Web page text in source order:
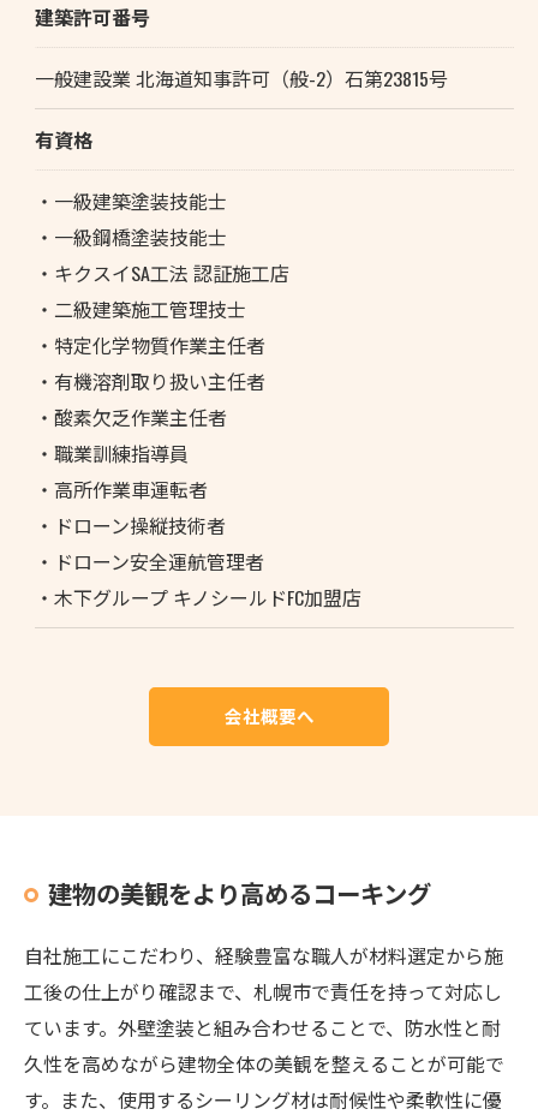
建築許可番号
一般建設業 北海道知事許可（般-2）石第23815号
有資格
・一級建築塗装技能士
・一級鋼橋塗装技能士
・キクスイSA工法 認証施工店
・二級建築施工管理技士
・特定化学物質作業主任者
・有機溶剤取り扱い主任者
・酸素欠乏作業主任者
・職業訓練指導員
・高所作業車運転者
・ドローン操縦技術者
・ドローン安全運航管理者
・木下グループ キノシールドFC加盟店
会社概要へ
建物の美観をより高めるコーキング
自社施工にこだわり、経験豊富な職人が材料選定から施
工後の仕上がり確認まで、札幌市で責任を持って対応し
ています。外壁塗装と組み合わせることで、防水性と耐
久性を高めながら建物全体の美観を整えることが可能で
す。また、使用するシーリング材は耐候性や柔軟性に優
お問い合わせはこちら